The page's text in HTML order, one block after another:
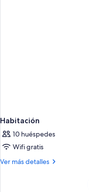
Habitación
10 huéspedes
Wifi gratis
Ver más detalles
Más